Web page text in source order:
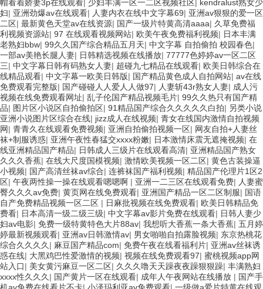
帽看着娇妻3p在线观看| 少妇丰满一区一二区视频社区| kendralust熟女少
妇| 亚洲劲爆av在线观看| 人妻内衣在线中文字幕69| 亚洲av狠狠的爱一区
二区| 最新黄色天堂av在线资源| 国产一级片特黄高清aaaa| 久草免费福
利视频资源站| 97 在线观看视频网站| 欧美午夜免费福利视频| 日本丰满
老熟妇bbw| 99久久国产综合精品五月天| 中文字幕 自拍偷拍 校园春色|
一部av美艳长腿人妻| 日韩精选视频在线播放| 77777色婷婷av一区二区
三| 中文字幕日韩有码熟女人妻| 超碰九七精品在线观看| 欧美日韩综合在
线精品观看| 中文字幕一欧美日韩版| 国产精品黄色成人自拍网站| av在线
免费观看完整版| 国产碰碰人人爱人人做97| 人妻斩43r熟女人妻| 成人污
视频在线免费观看网址| 乱子伦国产精品视频毛片| 99久久热只有国产精
品| 图片区小说区自拍偷拍区| 91精品国产综合久久久久久白拍| 另类小说
亚洲小说图片区综合在线| jizz成人在线视频| 青女在线国内激情自拍视频
网| 青青久在线观看免费视频| 亚洲自拍偷拍视频一区| 网友自拍+人妻丝
袜+制服诱惑| 亚洲午夜性春猛交xxxx粉嫩| 日本激情床震无遮掩视频| 在
线亚洲精品国产精品| 日韩成人三级片在线观看高清| 亚洲精品国产熟女
久久久香蕉| 在线大尺度国模视频| 激情欧美视频一区二区| 黄色古装操逼
小视频| 国产高清丝袜av综合| 连裤袜国产福利视频| 精品国产伦理片1区2
区| 午夜两性操一操在线观看嗯嗯啊 | 亚洲一二三区在线观看免费| 人妻蜜
臀久久久av免费| 黄页网在线免费观看| 亚洲国产精品一区二区制服| 国语
自产免费精品视频一区二区 | 日麻批视频在线免费观看| 欧美日韩精品免
费看| 日本高清一级二级三级| 中文字幕av影片免费在线观看| 日韩人妻少
妇av电影| 免费一级特黄特色大片88av| 我想听大香蕉一条大香蕉| 五月婷
婷最新视频观看| 亚洲av日韩激情av| 男女啪啪自拍露脸视频| 东京热桃花
综合久久久久 | 麻豆国产精品com| 免费午夜在线看福利片| 亚洲av丝袜诱
惑在线| 大黑鸡巴性爱激情的视频| 视频在线免费观看97| 蜜桃视频app网
站入口| 美女黄污麻豆一区二区| 久久久噜天天躁夜夜躁狠狠躁| 丰满熟妇
xxxx性久久久 | 国产黄片一区在线观看| 成年人午夜网站在线播放 | 国产手
机av免费在线看片不卡| 小泽玛利亚av免费观看| 一级做a爱片特黄在线观